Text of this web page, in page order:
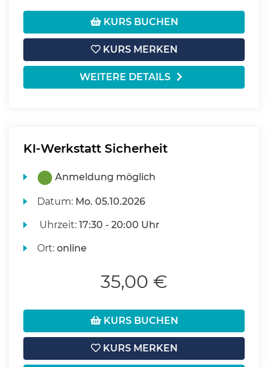
KURS BUCHEN
KURS MERKEN
WEITERE DETAILS
KI-Werkstatt Sicherheit
Anmeldung möglich
Datum: Mo. 05.10.2026
Uhrzeit:17:30 - 20:00 Uhr
Ort:online
35,00 €
KURS BUCHEN
KURS MERKEN